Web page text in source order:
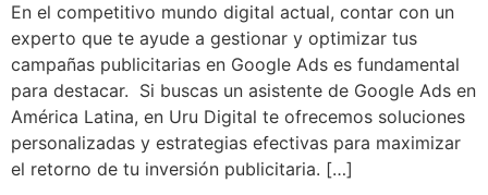
En el competitivo mundo digital actual, contar con un
experto que te ayude a gestionar y optimizar tus
campañas publicitarias en Google Ads es fundamental
para destacar. Si buscas un asistente de Google Ads en
América Latina, en Uru Digital te ofrecemos soluciones
personalizadas y estrategias efectivas para maximizar
el retorno de tu inversión publicitaria. […]